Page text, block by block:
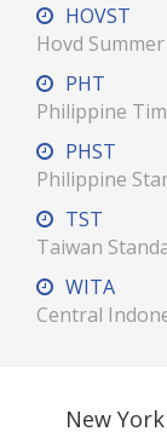
HOVST
Hovd
PHT
Philippine
PHST
Philippine
TST
Taiwan
WITA
Central
New York